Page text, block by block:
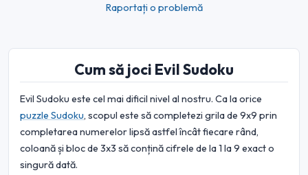
Raportați o problemă
Cum să joci Evil Sudoku
Evil Sudoku este cel mai dificil nivel al nostru. Ca la orice
puzzle Sudoku, scopul este să completezi grila de 9x9 prin
completarea numerelor lipsă astfel încât fiecare rând,
coloană și bloc de 3x3 să conțină cifrele de la 1 la 9 exact o
singură dată.